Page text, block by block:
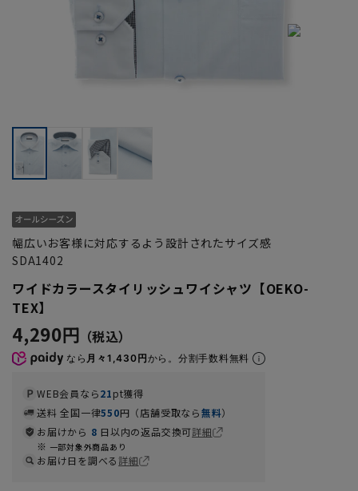
幅広いお客様に対応するよう設計されたサイズ感
SDA1402
ワイドカラースタイリッシュワイシャツ【OEKO-
TEX】
4,290円
なら 月々1,430円から。分割手数料無料
WEB会員なら21pt獲得
送料 全国一律550円（店舗受取なら無料）
お届けから 8 日以内の返品交換可詳細
一部対象外商品あり
お届け日を調べる詳細